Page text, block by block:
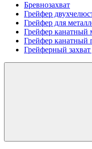
Бревнозахват
Грейфер
Грейфер для
Грейфер канатный
Грейфер канатный
Грейферный захват